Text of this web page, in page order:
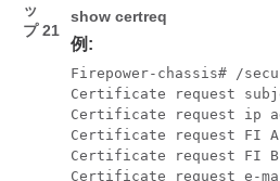
ッ
プ 21
show certreq
例:
Firepower-chassis# /
Certificate request
Certificate request ip
Certificate request FI
Certificate request FI
Certificate request e-